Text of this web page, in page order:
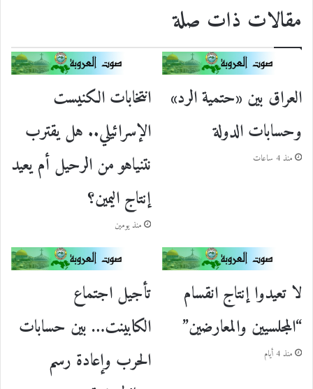
مقالات ذات صلة
العراق بين «حتمية الرد»
وحسابات الدولة
منذ 4 ساعات
انتخابات الكنيست
الإسرائيلي.. هل يقترب
نتنياهو من الرحيل أم يعيد
إنتاج اليمين؟
منذ يومين
لا تعيدوا إنتاج انقسام
“المجلسيين والمعارضين”
منذ 4 أيام
تأجيل اجتماع
الكابينت… بين حسابات
الحرب وإعادة رسم